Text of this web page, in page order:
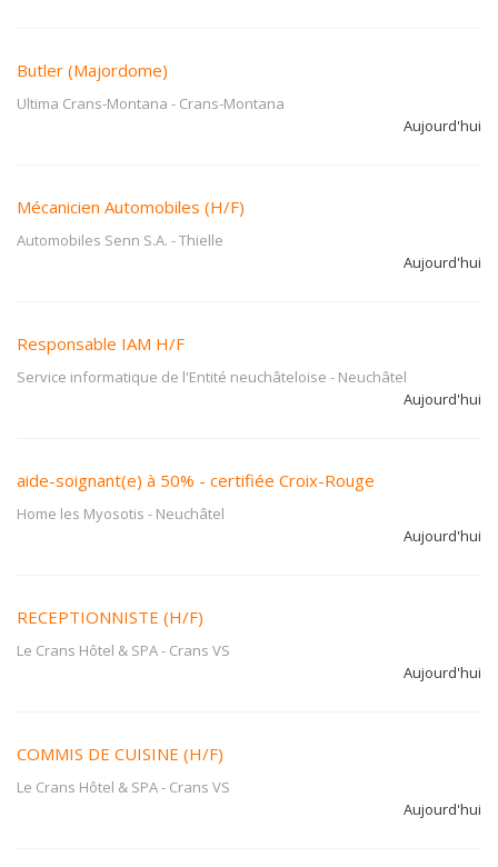
Butler (Majordome)
Ultima Crans-Montana - Crans-Montana
Aujourd'hui
Mécanicien Automobiles (H/F)
Automobiles Senn S.A. -Thielle
Aujourd'hui
Responsable IAM H/F
Service informatique de l'Entité neuchâteloise - Neuchâtel
Aujourd'hui
aide-soignant(e) à 50% - certifiée Croix-Rouge
Home les Myosotis - Neuchâtel
Aujourd'hui
RECEPTIONNISTE (H/F)
Le Crans Hôtel & SPA- Crans VS
Aujourd'hui
COMMIS DE CUISINE (H/F)
Le Crans Hôtel & SPA- Crans VS
Aujourd'hui